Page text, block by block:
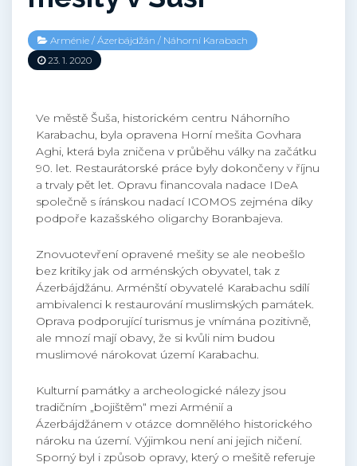
Arménie / Ázerbájdžán / Náhorní Karabach
23. 1. 2020
Ve městě Šuša, historickém centru Náhorního
Karabachu, byla opravena Horní mešita Govhara
Aghi, která byla zničena v průběhu války na začátku
90. let. Restaurátorské práce byly dokončeny v říjnu
a trvaly pět let. Opravu financovala nadace IDeA
společně s íránskou nadací ICOMOS zejména díky
podpoře kazašského oligarchy Boranbajeva.
Znovuotevření opravené mešity se ale neobešlo
bez kritiky jak od arménských obyvatel, tak z
Ázerbájdžánu. Arménští obyvatelé Karabachu sdílí
ambivalenci k restaurování muslimských památek.
Oprava podporující turismus je vnímána pozitivně,
ale mnozí mají obavy, že si kvůli nim budou
muslimové nárokovat území Karabachu.
Kulturní památky a archeologické nálezy jsou
tradičním „bojištěm“ mezi Arménií a
Ázerbájdžánem v otázce domnělého historického
nároku na území. Výjimkou není ani jejich ničení.
Sporný byl i způsob opravy, který o mešitě referuje